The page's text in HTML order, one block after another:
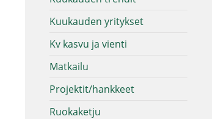
Kuukauden yritykset
Kv kasvu ja vienti
Matkailu
Projektit/hankkeet
Ruokaketju